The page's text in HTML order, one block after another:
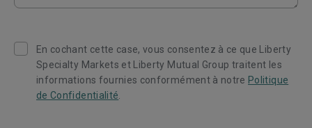
En cochant cette case, vous consentez à ce que Liberty
Specialty Markets et Liberty Mutual Group traitent les
informations fournies conformément à notre Politique
de Confidentialité